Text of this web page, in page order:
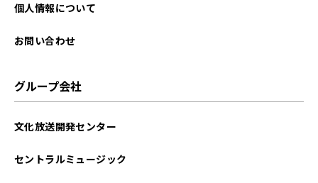
2023年03月
2022年12月
個人情報について
お問い合わせ
グループ会社
文化放送開発センター
セントラルミュージック